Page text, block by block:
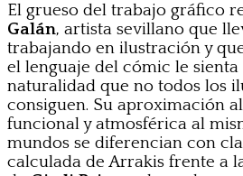
El grueso del trabajo gráfico
Galán, artista sevillano que
trabajando en ilustración y
el lenguaje del cómic le
naturalidad que no todos los
consiguen. Su aproximación
funcional y atmosférica al
mundos se diferencian con
calculada de Arrakis frente a